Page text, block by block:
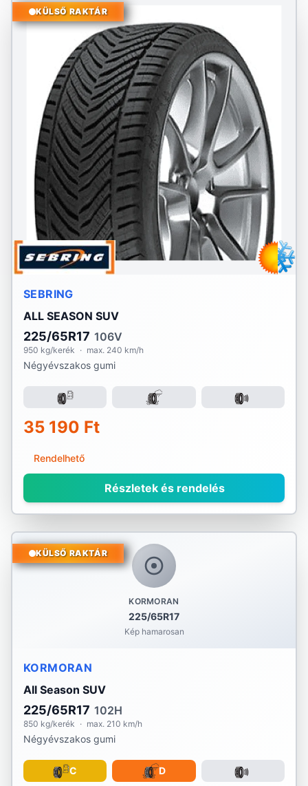
KÜLSŐ RAKTÁR
SEBRING
ALL SEASON SUV
225/65R17 106V
950 kg/kerék · max. 240 km/h
Négyévszakos gumi
35 190 Ft
Rendelhető
Részletek és rendelés
KORMORAN
225/65R17
Kép hamarosan
KÜLSŐ RAKTÁR
KORMORAN
All Season SUV
225/65R17 102H
850 kg/kerék · max. 210 km/h
Négyévszakos gumi
C D